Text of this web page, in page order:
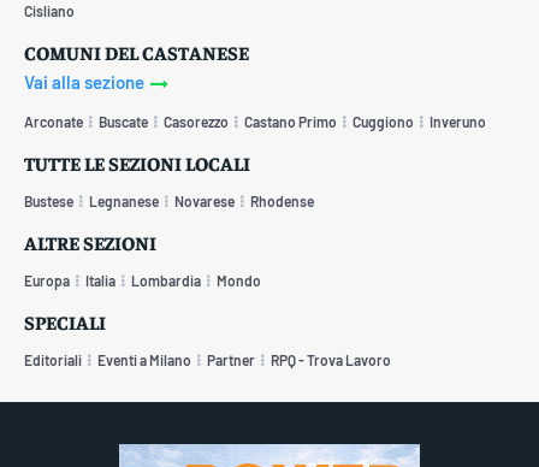
Cisliano
COMUNI DEL CASTANESE
Vai alla sezione
Arconate Buscate Casorezzo Castano Primo Cuggiono Inveruno
TUTTE LE SEZIONI LOCALI
Bustese Legnanese Novarese Rhodense
ALTRE SEZIONI
Europa Italia Lombardia Mondo
SPECIALI
Editoriali Eventi a Milano Partner RPQ - Trova Lavoro